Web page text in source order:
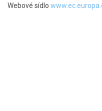
Webové sídlo